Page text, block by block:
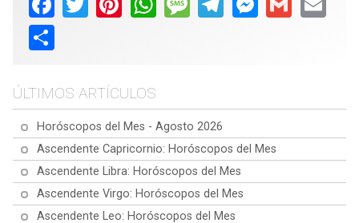
Share
ÚLTIMOS ARTÍCULOS
Horóscopos del Mes - Agosto 2026
Ascendente Capricornio: Horóscopos del Mes
Ascendente Libra: Horóscopos del Mes
Ascendente Virgo: Horóscopos del Mes
Ascendente Leo: Horóscopos del Mes